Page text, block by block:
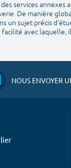
services annexes
De manière
un sujet précis
avec laquelle,
NOUS ENVOYER